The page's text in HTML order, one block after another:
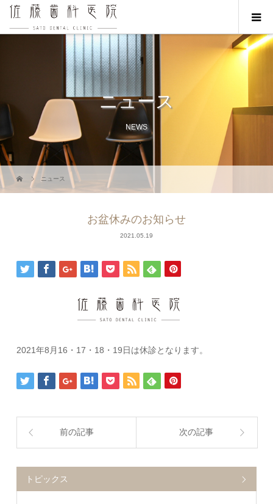
ニュース
NEWS
ニュース
お盆休みのお知らせ
2021.05.19
2021年8月16・17・18・19日は休診となります。
前の記事 次の記事
トピックス